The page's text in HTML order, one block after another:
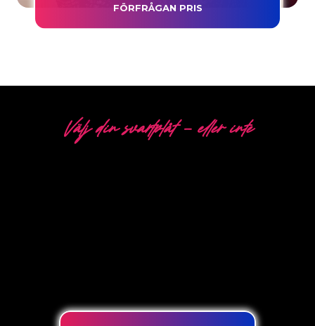
FÖRFRÅGAN PRIS
Välj din svartplåt - eller inte